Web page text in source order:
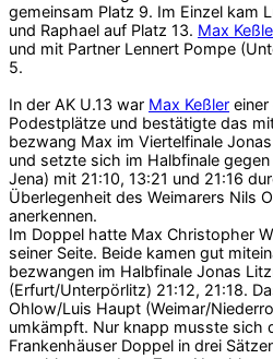
gemeinsam Platz 9. Im Einzel kam
und Raphael auf Platz 13. Max
und mit Partner Lennert Pompe
5.
In der AK U.13 war Max Keßler
Podestplätze und bestätigte das
bezwang Max im Viertelfinale
und setzte sich im Halbfinale
Jena) mit 21:10, 13:21 und 21:16
Überlegenheit des Weimarers Nils
anerkennen.
Im Doppel hatte Max Christopher
seiner Seite. Beide kamen gut
bezwangen im Halbfinale Jonas
(Erfurt/Unterpörlitz) 21:12, 21:18.
Ohlow/Luis Haupt (Weimar/
umkämpft. Nur knapp musste sich
Frankenhäuser Doppel in drei